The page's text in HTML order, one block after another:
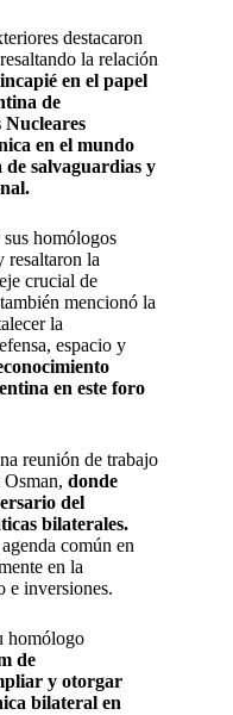
destacaron
la relación
en el papel
de
en el mundo
salvaguardias y
homólogos
resaltaron la
crucial de
mencionó la
la
espacio y
en este foro
reunión de trabajo
donde
del
bilaterales.
común en
en la
e inversiones.
homólogo
de
y otorgar
bilateral en